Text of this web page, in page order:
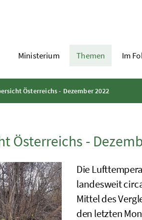
Ministerium Themen Im
Österreichs - Dezember 2022
Österreichs -
Die
landesweit
Mittel des
den letzten